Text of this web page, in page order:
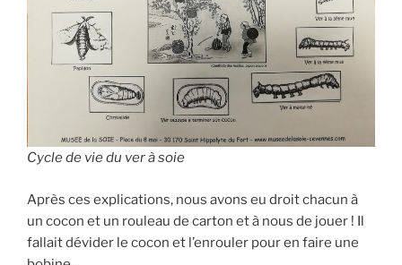
Cycle de vie du ver à soie
Après ces explications, nous avons eu droit chacun à
un cocon et un rouleau de carton et à nous de jouer ! Il
fallait dévider le cocon et l’enrouler pour en faire une